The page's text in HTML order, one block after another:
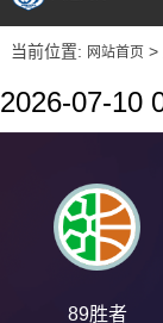
当前位置: 网站首页>
2026-07-10
89胜者